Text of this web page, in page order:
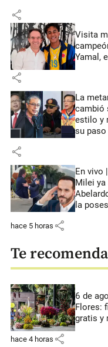
share
Visita
Yamal,
share
La
cambió
estilo y
su
share
En vivo
Milei ya
la
hace 5 horas share
Te
6 de
Flores:
gratis y
hace 4 horas share